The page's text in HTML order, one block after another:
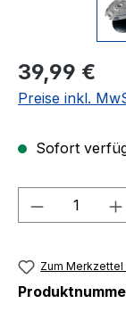
Regulärer Preis:
39,99 €
Preise inkl.
Sofort
Produkt
Zum